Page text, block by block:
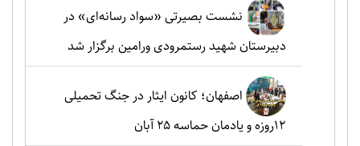
نشست بصیرتی «سواد رسانه‌ای» در
دبیرستان شهید رستمرودی ورامین برگزار شد
اصفهان؛ کانون ایثار در جنگ تحمیلی
۱۲روزه و یادمان حماسه ۲۵ آبان